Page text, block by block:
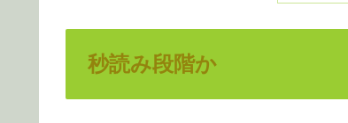
秒読み段階か